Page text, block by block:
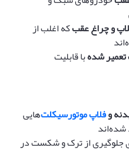
و چراغ عقبکه اغلب از
تعمیر شدهبا قابلیت
وفلاپ موتورسیکلت‌هایی
جلوگیری از ترک و شکست در